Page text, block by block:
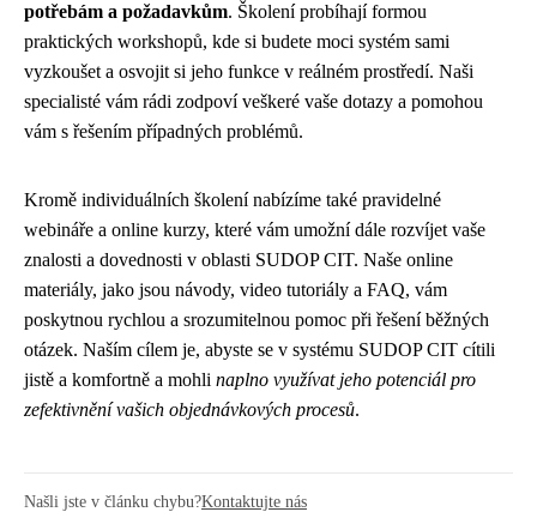
potřebám a požadavkům. Školení probíhají formou
praktických workshopů, kde si budete moci systém sami
vyzkoušet a osvojit si jeho funkce v reálném prostředí. Naši
specialisté vám rádi zodpoví veškeré vaše dotazy a pomohou
vám s řešením případných problémů.
Kromě individuálních školení nabízíme také pravidelné
webináře a online kurzy, které vám umožní dále rozvíjet vaše
znalosti a dovednosti v oblasti SUDOP CIT. Naše online
materiály, jako jsou návody, video tutoriály a FAQ, vám
poskytnou rychlou a srozumitelnou pomoc při řešení běžných
otázek. Naším cílem je, abyste se v systému SUDOP CIT cítili
jistě a komfortně a mohli naplno využívat jeho potenciál pro
zefektivnění vašich objednávkových procesů.
Našli jste v článku chybu?Kontaktujte nás